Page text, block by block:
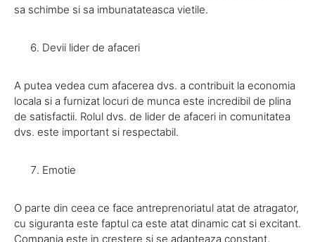
sa schimbe si sa imbunatateasca vietile.
Devii lider de afaceri
A putea vedea cum afacerea dvs. a contribuit la economia
locala si a furnizat locuri de munca este incredibil de plina
de satisfactii. Rolul dvs. de lider de afaceri in comunitatea
dvs. este important si respectabil.
Emotie
O parte din ceea ce face antreprenoriatul atat de atragator,
cu siguranta este faptul ca este atat dinamic cat si excitant.
Compania este in crestere si se adapteaza constant,